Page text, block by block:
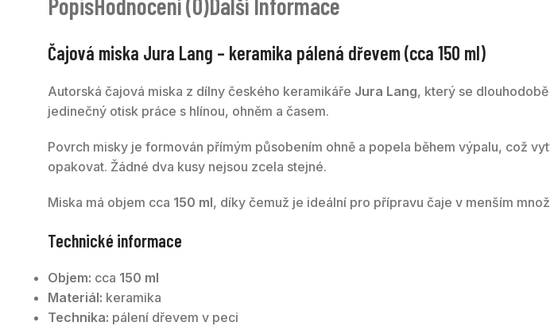
Čajová miska Jura Lang – keramika pálená dřevem (cca 150 ml)
Autorská čajová miska z dílny českého keramikáře Jura Lang, který se
jedinečný otisk práce s hlínou, ohněm a časem.
Povrch misky je formován přímým působením ohně a popela během výpalu, což
opakovat. Žádné dva kusy nejsou zcela stejné.
Miska má objem cca 150 ml, díky čemuž je ideální pro přípravu čaje v menším
Technické informace
Objem: cca 150 ml
Materiál: keramika
Technika: pálení dřevem v peci